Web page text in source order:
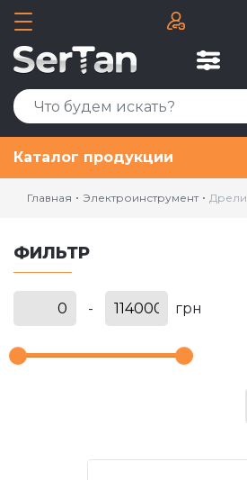
Каталог продукции
Главная Электроинструмент Дрели
ФИЛЬТР
- грн